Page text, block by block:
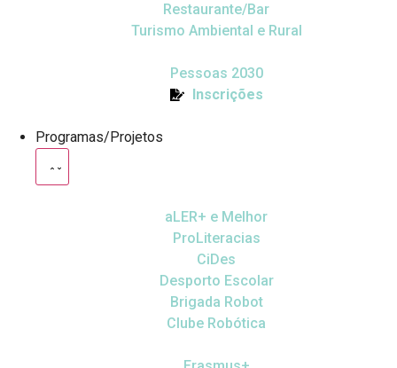
Restaurante/Bar
Turismo Ambiental e Rural
Pessoas 2030
Inscrições
Programas/Projetos
aLER+ e Melhor
ProLiteracias
CiDes
Desporto Escolar
Brigada Robot
Clube Robótica